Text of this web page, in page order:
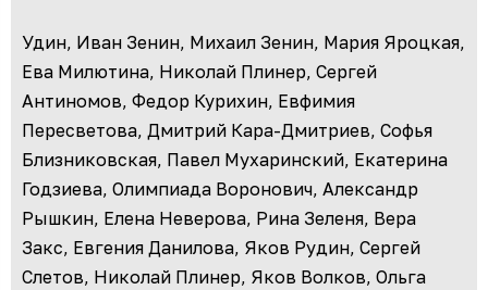
Удин, Иван Зенин, Михаил Зенин, Мария Яроцкая,
Ева Милютина, Николай Плинер, Сергей
Антиномов, Федор Курихин, Евфимия
Пересветова, Дмитрий Кара-Дмитриев, Софья
Близниковская, Павел Мухаринский, Екатерина
Годзиева, Олимпиада Воронович, Александр
Рышкин, Елена Неверова, Рина Зеленя, Вера
Закс, Евгения Данилова, Яков Рудин, Сергей
Слетов, Николай Плинер, Яков Волков, Ольга